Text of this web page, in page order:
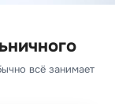
всё занимает